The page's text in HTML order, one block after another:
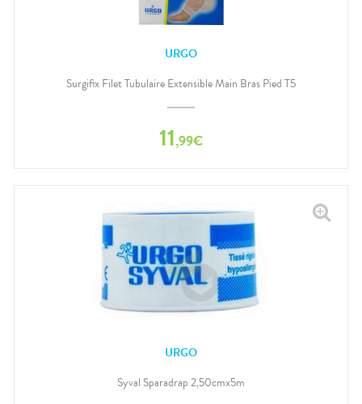
URGO
Surgifix Filet Tubulaire Extensible Main Bras Pied T5
11,99€
URGO
Syval Sparadrap 2,50cmx5m